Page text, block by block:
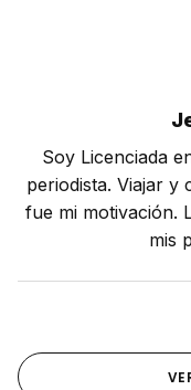
Soy Licenciada
periodista. Viajar y
fue mi motivación.
mis